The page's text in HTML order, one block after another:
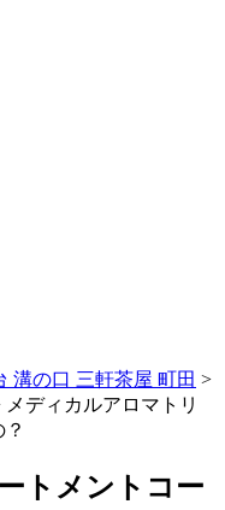
溝の口 三軒茶屋 町田 >
メディカルアロマトリ
トメントコー